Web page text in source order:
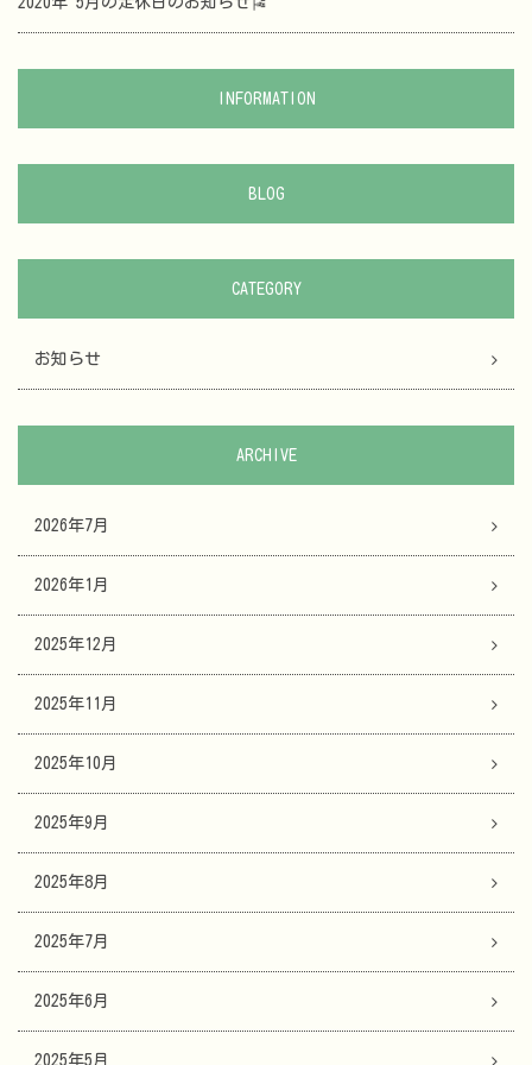
INFORMATION
BLOG
CATEGORY
お知らせ
ARCHIVE
2026年7月
2026年1月
2025年12月
2025年11月
2025年10月
2025年9月
2025年8月
2025年7月
2025年6月
2025年5月